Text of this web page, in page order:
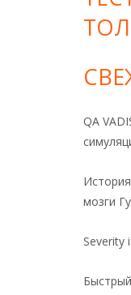
QA
мозги
Severity